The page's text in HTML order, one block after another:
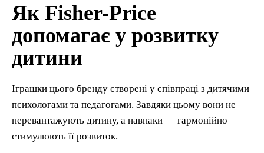
Як Fisher-Price
допомагає у розвитку
дитини
Іграшки цього бренду створені у співпраці з дитячими
психологами та педагогами. Завдяки цьому вони не
перевантажують дитину, а навпаки — гармонійно
стимулюють її розвиток.